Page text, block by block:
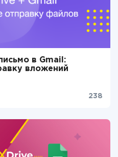
в Gmail:
вложений
238